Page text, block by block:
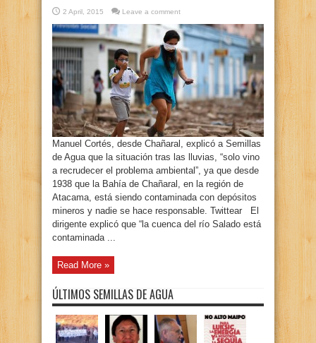
2 April, 2015 Leave a comment
Manuel Cortés, desde Chañaral, explicó a Semillas
de Agua que la situación tras las lluvias, “solo vino
a recrudecer el problema ambiental”, ya que desde
1938 que la Bahía de Chañaral, en la región de
Atacama, está siendo contaminada con depósitos
mineros y nadie se hace responsable. Twittear El
dirigente explicó que “la cuenca del río Salado está
contaminada ...
Read More »
ÚLTIMOS SEMILLAS DE AGUA